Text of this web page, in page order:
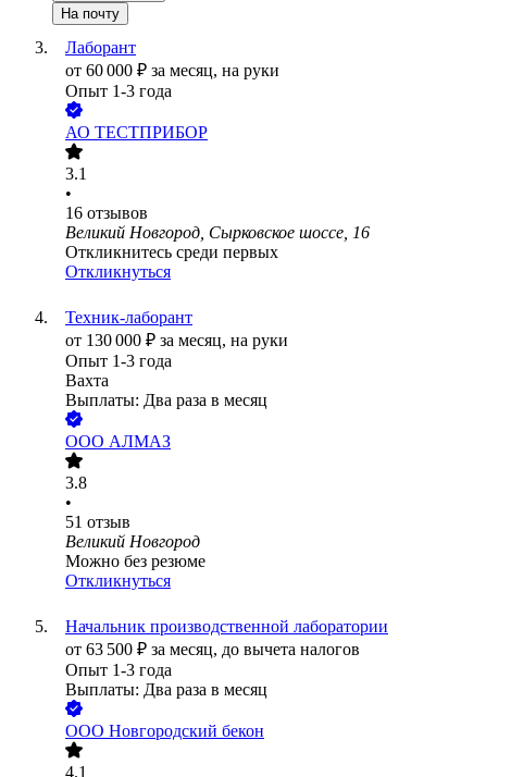
На почту
Лаборант
от 60 000 ₽ за месяц, на руки
Опыт 1-3 года
АО ТЕСТПРИБОР
3.1
•
16 отзывов
Великий Новгород, Сырковское шоссе, 16
Откликнитесь среди первых
Откликнуться
Техник-лаборант
от 130 000 ₽ за месяц, на руки
Опыт 1-3 года
Вахта
Выплаты: Два раза в месяц
ООО АЛМАЗ
3.8
•
51 отзыв
Великий Новгород
Можно без резюме
Откликнуться
Начальник производственной лаборатории
от 63 500 ₽ за месяц, до вычета налогов
Опыт 1-3 года
Выплаты: Два раза в месяц
ООО Новгородский бекон
4.1